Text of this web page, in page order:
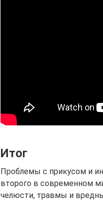
Итог
Проблемы с прикусом и
второго в современном
челюсти, травмы и